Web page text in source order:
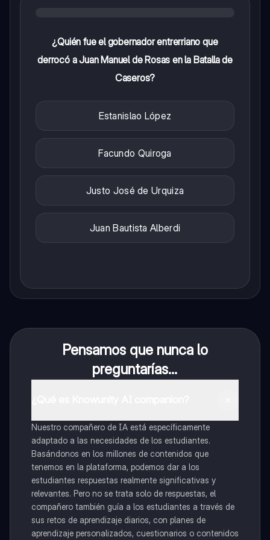
¿Quién fue el gobernador entrerriano que
derrocó a Juan Manuel de Rosas en la Batalla de
Caseros?
Estanislao López
Facundo Quiroga
Justo José de Urquiza
Juan Bautista Alberdi
Pensamos que nunca lo
preguntarías...
Nuestro compañero de IA está específicamente
adaptado a las necesidades de los estudiantes.
Basándonos en los millones de contenidos que
tenemos en la plataforma, podemos dar a los
estudiantes respuestas realmente significativas y
relevantes. Pero no se trata solo de respuestas, el
compañero también guía a los estudiantes a través de
sus retos de aprendizaje diarios, con planes de
aprendizaje personalizados, cuestionarios o contenidos